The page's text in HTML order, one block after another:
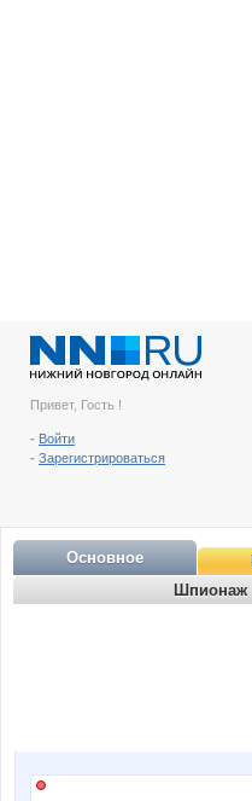
Привет, Гость !
- Войти
- Зарегистрироваться
Основное
Шпионаж